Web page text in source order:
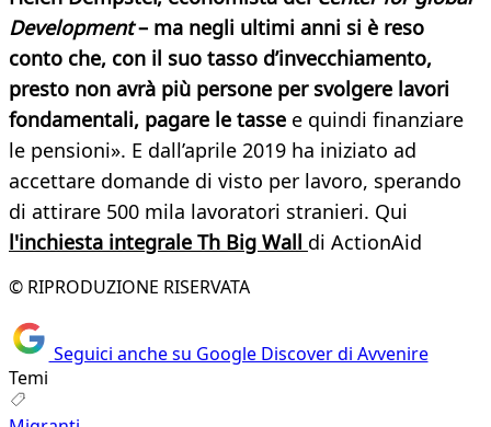
Development– ma negli ultimi anni si è reso
conto che, con il suo tasso d’invecchiamento,
presto non avrà più persone per svolgere lavori
fondamentali, pagare le tasse e quindi finanziare
le pensioni». E dall’aprile 2019 ha iniziato ad
accettare domande di visto per lavoro, sperando
di attirare 500 mila lavoratori stranieri. Qui
l'inchiesta integrale Th Big Wall di ActionAid
© RIPRODUZIONE RISERVATA
Seguici anche su Google Discover di Avvenire
Temi